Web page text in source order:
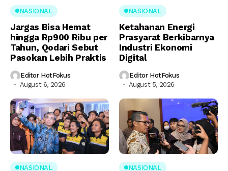
NASIONAL
Jargas Bisa Hemat
hingga Rp900 Ribu per
Tahun, Qodari Sebut
Pasokan Lebih Praktis
Editor HotFokus
August 6, 2026
NASIONAL
Ketahanan Energi
Prasyarat Berkibarnya
Industri Ekonomi
Digital
Editor HotFokus
August 5, 2026
NASIONAL NASIONAL